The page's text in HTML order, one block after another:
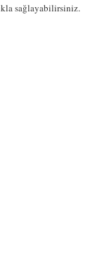
sağlayabilirsiniz.